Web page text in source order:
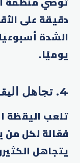
دقيقة على
يوميًا.
4. تجاهل اليقظة الذهنية
تلعب اليقظة
فعّالة لكل من
يتجاهل